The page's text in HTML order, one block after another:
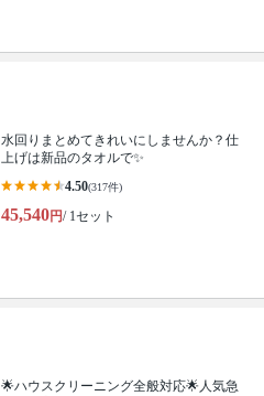
水回りまとめてきれいにしませんか？仕
上げは新品のタオルで✨
4.50(317件)
45,540円/ 1セット
🌟ハウスクリーニング全般対応🌟人気急